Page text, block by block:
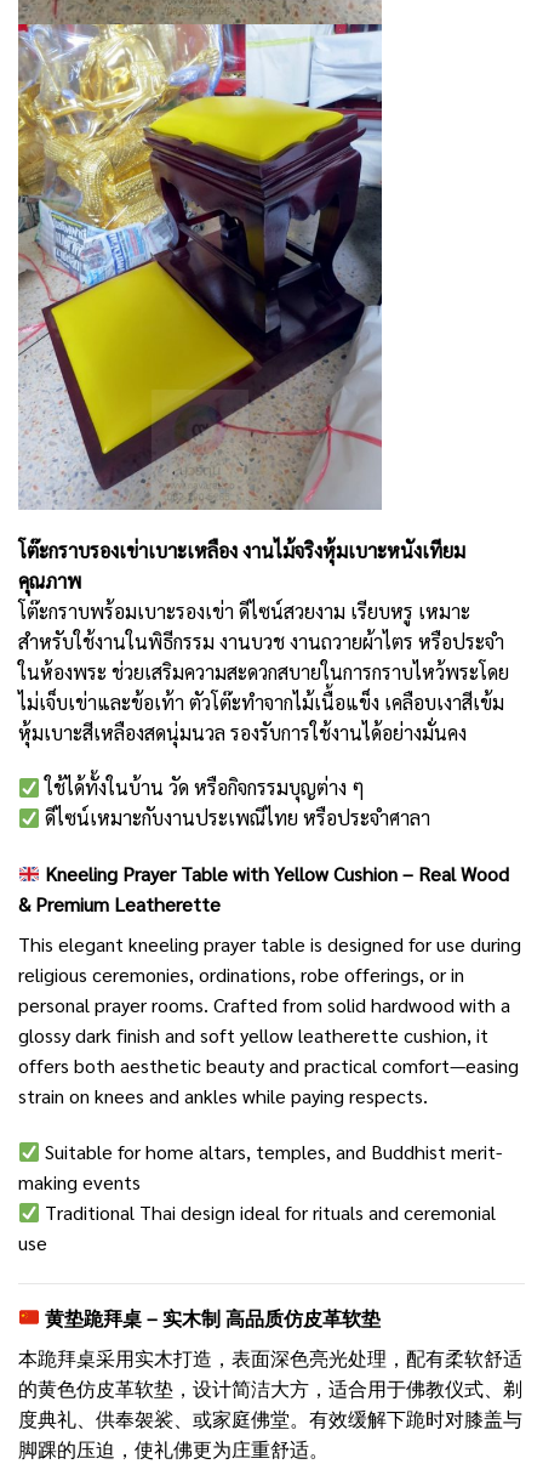
โต๊ะกราบรองเข่าเบาะเหลือง งานไม้จริงหุ้มเบาะหนังเทียม
คุณภาพ
โต๊ะกราบพร้อมเบาะรองเข่า ดีไซน์สวยงาม เรียบหรู เหมาะ
สำหรับใช้งานในพิธีกรรม งานบวช งานถวายผ้าไตร หรือประจำ
ในห้องพระ ช่วยเสริมความสะดวกสบายในการกราบไหว้พระโดย
ไม่เจ็บเข่าและข้อเท้า ตัวโต๊ะทำจากไม้เนื้อแข็ง เคลือบเงาสีเข้ม
หุ้มเบาะสีเหลืองสดนุ่มนวล รองรับการใช้งานได้อย่างมั่นคง
ใช้ได้ทั้งในบ้าน วัด หรือกิจกรรมบุญต่าง ๆ
ดีไซน์เหมาะกับงานประเพณีไทย หรือประจำศาลา
Kneeling Prayer Table with Yellow Cushion – Real Wood
& Premium Leatherette
This elegant kneeling prayer table is designed for use during
religious ceremonies, ordinations, robe offerings, or in
personal prayer rooms. Crafted from solid hardwood with a
glossy dark finish and soft yellow leatherette cushion, it
offers both aesthetic beauty and practical comfort—easing
strain on knees and ankles while paying respects.
Suitable for home altars, temples, and Buddhist merit-
making events
Traditional Thai design ideal for rituals and ceremonial
use
黄垫跪拜桌 – 实木制 高品质仿皮革软垫
本跪拜桌采用实木打造，表面深色亮光处理，配有柔软舒适
的黄色仿皮革软垫，设计简洁大方，适合用于佛教仪式、剃
度典礼、供奉袈裟、或家庭佛堂。有效缓解下跪时对膝盖与
脚踝的压迫，使礼佛更为庄重舒适。